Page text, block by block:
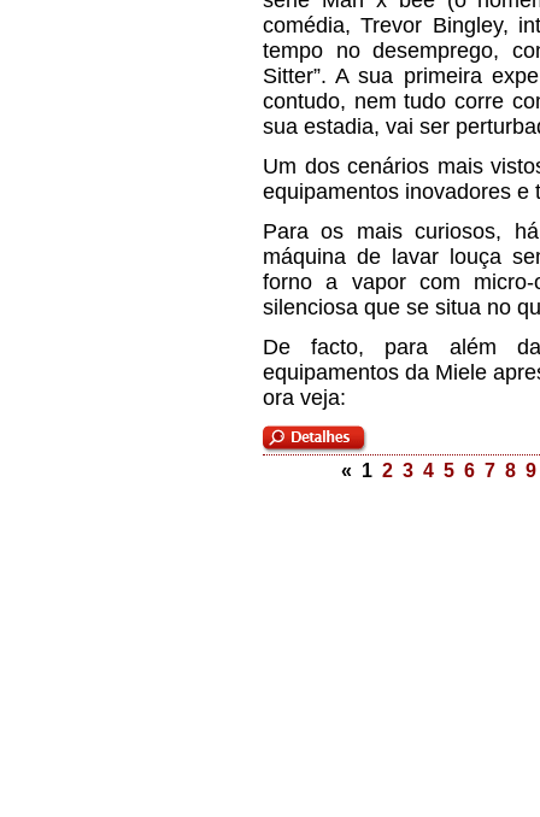
comédia, Trevor Bingley,
tempo no desemprego,
Sitter”. A sua primeira
contudo, nem tudo corre
sua estadia, vai ser
Um dos cenários mais
equipamentos inovadores e
Para os mais curiosos,
máquina de lavar louça
forno a vapor com
silenciosa que se situa no
De facto, para além
equipamentos da Miele
ora veja:
« 1 2 3 4 5 6 7 8 9